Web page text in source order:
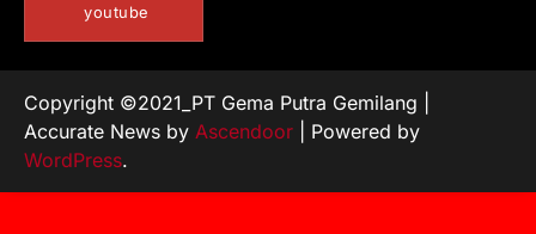
youtube
Copyright ©2021_PT Gema Putra Gemilang |
Accurate News by Ascendoor | Powered by
WordPress.